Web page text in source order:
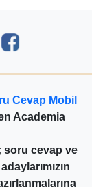
Cevap Mobil
Academia
soru cevap ve